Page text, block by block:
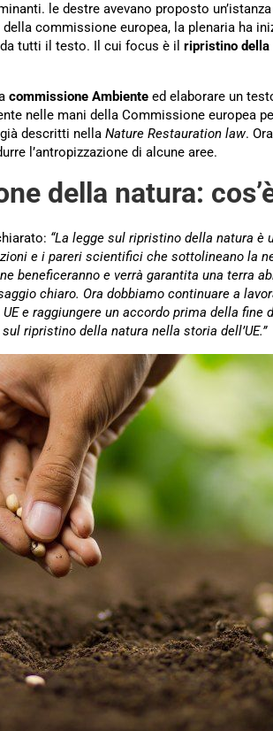
le destre avevano proposto
commissione europea, la plenaria ha
tutti il testo. Il cui focus è il ripristino
commissione Ambiente ed elaborare un
nelle mani della Commissione europea
descritti nella Nature Restauration law.
l’antropizzazione di alcune aree.
della natura:
“La legge sul ripristino della natura è
e i pareri scientifici che sottolineano la
beneficeranno e verrà garantita una terra
chiaro. Ora dobbiamo continuare a
e raggiungere un accordo prima della fine
ripristino della natura nella storia dell’UE.”